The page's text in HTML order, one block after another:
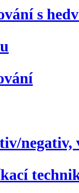
s
negativ,